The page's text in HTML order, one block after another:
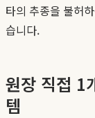
타의 추종을 불허
습니다.
원장 직접 1
템